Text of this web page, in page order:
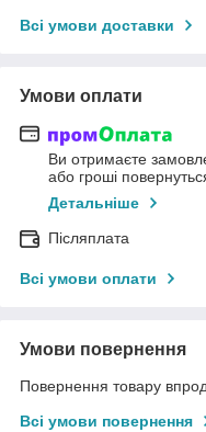
Всі умови доставки
Умови оплати
Ви отримаєте
або гроші
Детальніше
Післяплата
Всі умови оплати
Умови повернення
Повернення товару
Всі умови повернення